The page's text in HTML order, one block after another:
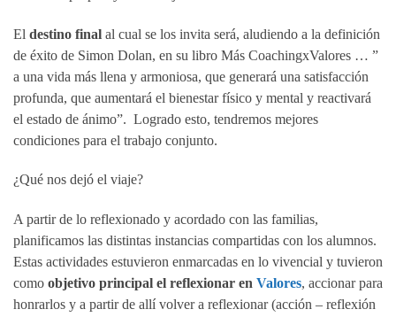
El destino final al cual se los invita será, aludiendo a la definición
de éxito de Simon Dolan, en su libro Más CoachingxValores … ”
a una vida más llena y armoniosa, que generará una satisfacción
profunda, que aumentará el bienestar físico y mental y reactivará
el estado de ánimo”. Logrado esto, tendremos mejores
condiciones para el trabajo conjunto.
¿Qué nos dejó el viaje?
A partir de lo reflexionado y acordado con las familias,
planificamos las distintas instancias compartidas con los alumnos.
Estas actividades estuvieron enmarcadas en lo vivencial y tuvieron
como objetivo principal el reflexionar en Valores, accionar para
honrarlos y a partir de allí volver a reflexionar (acción – reflexión